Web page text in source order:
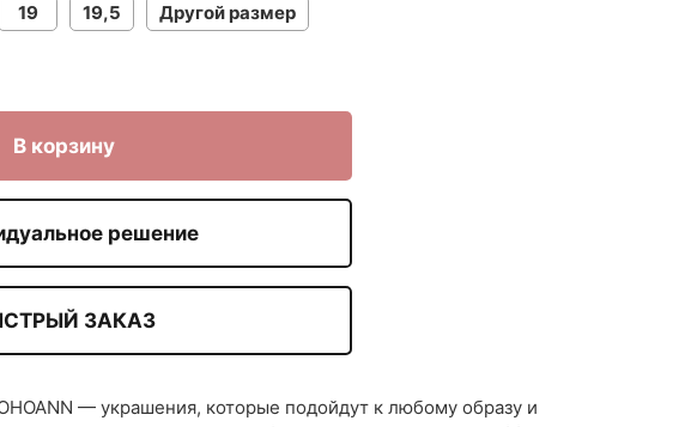
19 19,5 Другой размер
В корзину
решение
ЗАКАЗ
— украшения, которые подойдут к любому образу и